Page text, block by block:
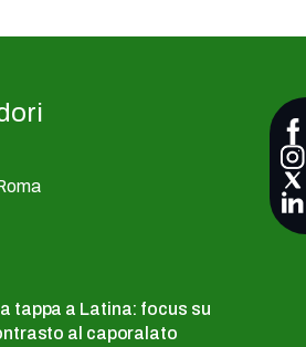
tappa a Latina: focus su
al caporalato